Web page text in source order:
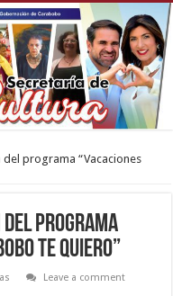
programa “Vacaciones
programa
Te Quiero”
Leave a comment